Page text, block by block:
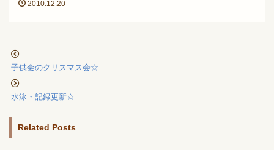
2010.12.20
子供会のクリスマス会☆
水泳・記録更新☆
Related Posts